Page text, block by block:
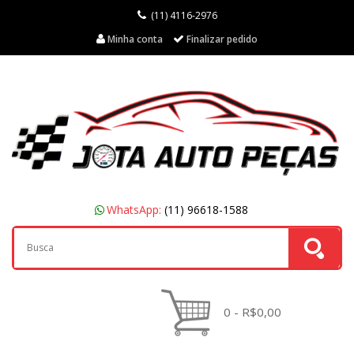
(11) 4116-2976
Minha conta
Finalizar pedido
WhatsApp: (11) 96618-1588
0 - R$0,00